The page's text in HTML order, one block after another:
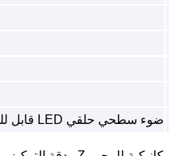
ضوء سطحي حلقي LED قابل للبرمجة مكون من 4 أقسام، ضوء كفاف LED متوازي، ضوء حلقي LED مكون من 8 أقسام، محوري مشترك، للخيار